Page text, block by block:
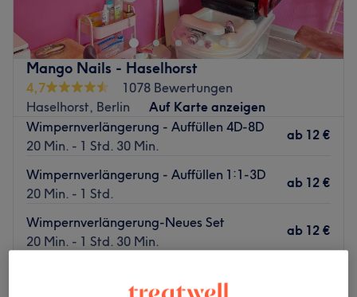
Mango Nails - Haselhorst
4,7
1078 Bewertungen
Haselhorst, Berlin
Auf Karte anzeigen
Wimpernverlängerung - Auffüllen 4D-8D
20 Min. - 1 Std. 30 Min.
ab 12 €
Wimpernverlängerung - Auffüllen 1:1-3D
20 Min. - 1 Std.
ab 12 €
Wimpernverlängerung-Neues Set
20 Min. - 1 Std. 30 Min.
ab 12 €